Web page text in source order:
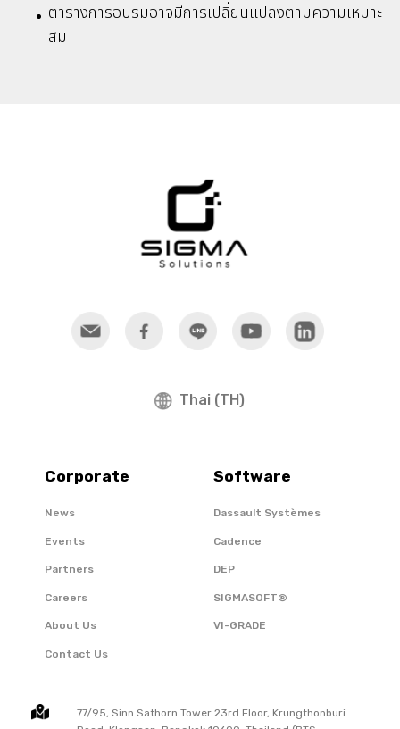
ตารางการอบรมอาจมีการเปลี่ยนแปลงตามความเหมาะ
สม
Thai (TH)
Corporate
News
Events
Partners
Careers
About Us
Contact Us
Software
Dassault Systèmes
Cadence
DEP
SIGMASOFT®
VI-GRADE
77/95, Sinn Sathorn Tower 23rd Floor, Krungthonburi